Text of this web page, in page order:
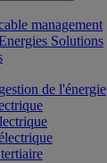
management
Solutions
de l'énergie